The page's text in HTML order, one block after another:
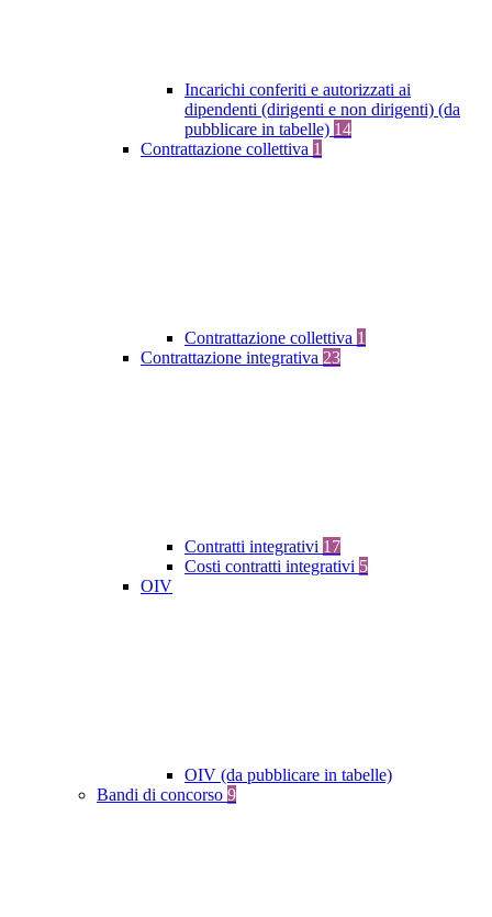
Incarichi conferiti e autorizzati ai
dipendenti (dirigenti e non dirigenti) (da
pubblicare in tabelle) 14
Contrattazione collettiva 1
Contrattazione collettiva 1
Contrattazione integrativa 23
Contratti integrativi 17
Costi contratti integrativi 5
OIV
OIV (da pubblicare in tabelle)
Bandi di concorso 9